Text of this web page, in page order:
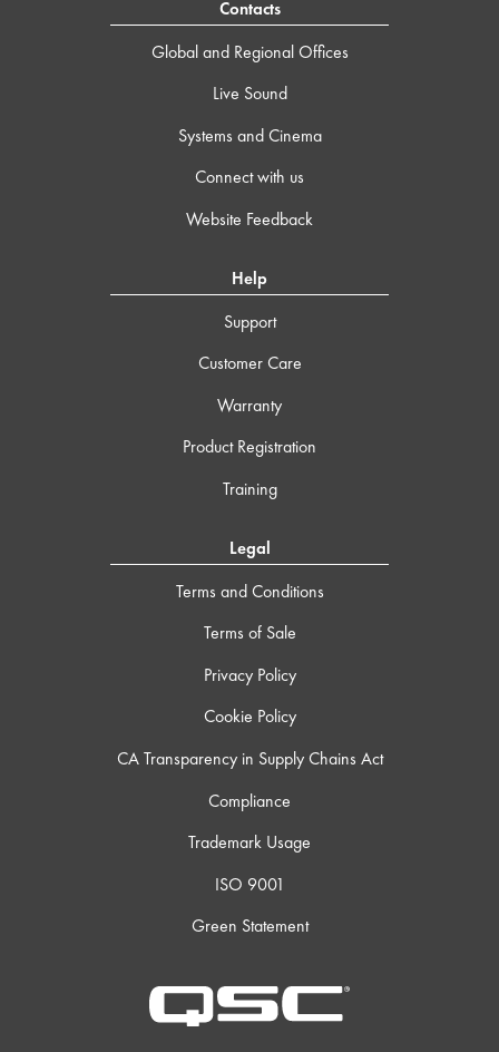
Contacts
Global and Regional Offices
Live Sound
Systems and Cinema
Connect with us
Website Feedback
Help
Support
Customer Care
Warranty
Product Registration
Training
Legal
Terms and Conditions
Terms of Sale
Privacy Policy
Cookie Policy
CA Transparency in Supply Chains Act
Compliance
Trademark Usage
ISO 9001
Green Statement